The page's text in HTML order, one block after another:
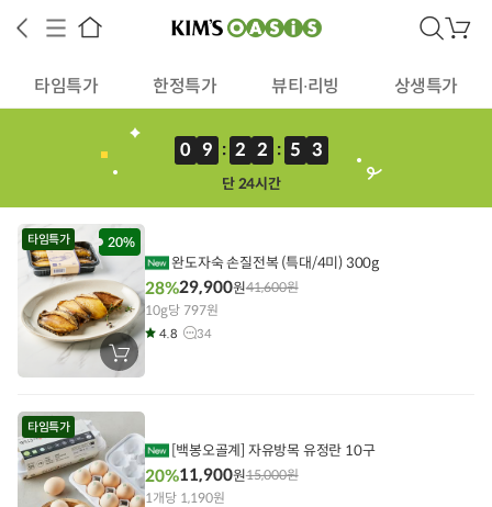
구
니
농축산물할인 찬들마루
타임특가 한정특가 뷰티∙리빙 상생특가
0 9 : 2 2 : 5 2
단 24시간
20%
타임특가
장
바
에
담
기
완도자숙 손질전복 (특대/4미) 300g
28%29,900원41,600원
10g당 797원
4.8 34
타임특가
[백봉오골계] 자유방목 유정란 10구
20%11,900원15,000원
1개당 1,190원